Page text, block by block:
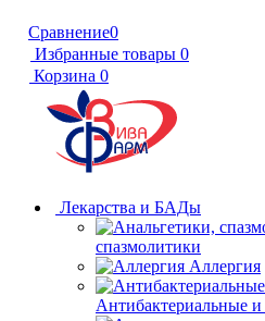
Сравнение0
Избранные товары 0
Корзина 0
Лекарства и БАДы
спазмолитики
Аллергия
Антибактериальные